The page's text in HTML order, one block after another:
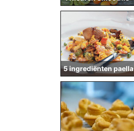
5 ingrediënten paella